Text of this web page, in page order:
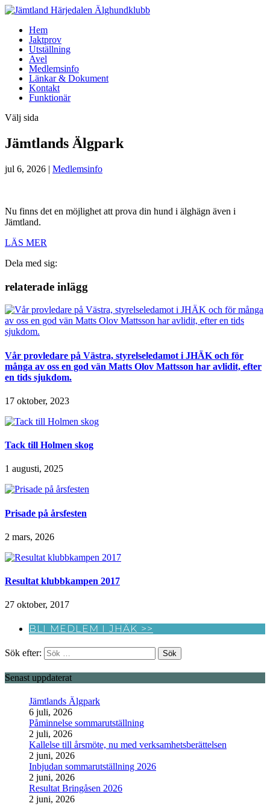
Hem
Jaktprov
Utställning
Avel
Medlemsinfo
Länkar & Dokument
Kontakt
Funktionär
Välj sida
Jämtlands Älgpark
jul 6, 2026 | Medlemsinfo
Nu finns det en möjlighet att prova din hund i älghägn även i
Jämtland.
LÄS MER
Dela med sig:
relaterade inlägg
Vår provledare på Västra, styrelseledamot i JHÄK och för
många av oss en god vän Matts Olov Mattsson har avlidit, efter
en tids sjukdom.
17 oktober, 2023
Tack till Holmen skog
1 augusti, 2025
Prisade på årsfesten
2 mars, 2026
Resultat klubbkampen 2017
27 oktober, 2017
BLI MEDLEM I JHÄK >>
Sök efter:
Senast uppdaterat
Jämtlands Älgpark
6 juli, 2026
Påminnelse sommarutställning
2 juli, 2026
Kallelse till årsmöte, nu med verksamhetsberättelsen
2 juni, 2026
Inbjudan sommarutställning 2026
2 juni, 2026
Resultat Bringåsen 2026
2 juni, 2026